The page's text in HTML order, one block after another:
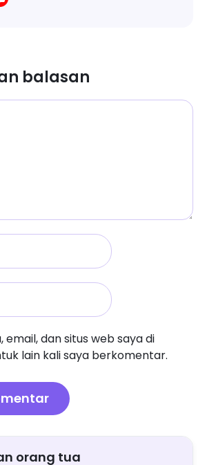
balasan
email, dan situs web saya di
lain kali saya berkomentar.
orang tua